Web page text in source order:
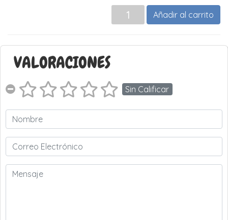
Añadir al carrito
VALORACIONES
Sin Calificar